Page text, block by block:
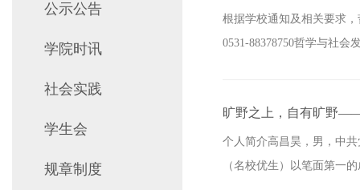
公示公告
学院时讯
社会实践
学生会
规章制度
根据学校通知及相关要求
0531-88378750哲学与社会
旷野之上，自有旷野
个人简介高昌昊，男，中
（名校优生）以笔面第一